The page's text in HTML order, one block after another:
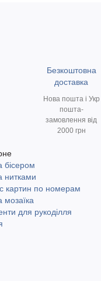
Безкоштовна
доставка
Нова пошта і Укр
пошта-
замовлення від
2000 грн
бісером
нитками
картин по номерам
мозаїка
для рукоділля